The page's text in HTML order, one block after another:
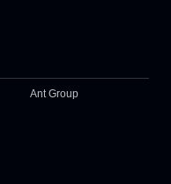
Ant Group